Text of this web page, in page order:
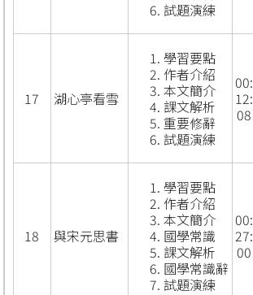
試題演練
17 湖心亭看雪
學習要點
作者介紹
本文簡介
課文解析
重要修辭
試題演練
00:
12:
08
18 與宋元思書
學習要點
作者介紹
本文簡介
國學常識
課文解析
國學常識辭
試題演練
00:
27:
00